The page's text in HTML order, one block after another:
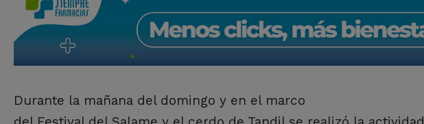
Durante la mañana del domingo y en el marco